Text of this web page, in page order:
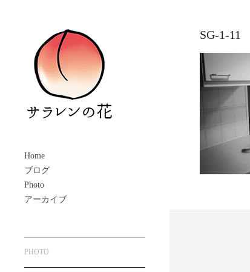
Home
ブログ
Photo
アーカイブ
PHOTO
SG-1-11